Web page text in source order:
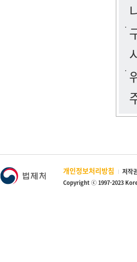
개인정보처리방침 저작
Copyright ⓒ 1997-2023